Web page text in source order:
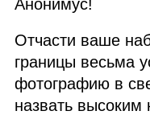
Анонимус!
Отчасти ваше
границы весьма
фотографию в
назвать высоким